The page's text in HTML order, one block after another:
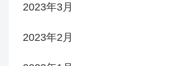
2023年3月
2023年2月